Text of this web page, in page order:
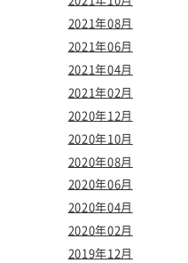
2021年08月
2021年06月
2021年04月
2021年02月
2020年12月
2020年10月
2020年08月
2020年06月
2020年04月
2020年02月
2019年12月